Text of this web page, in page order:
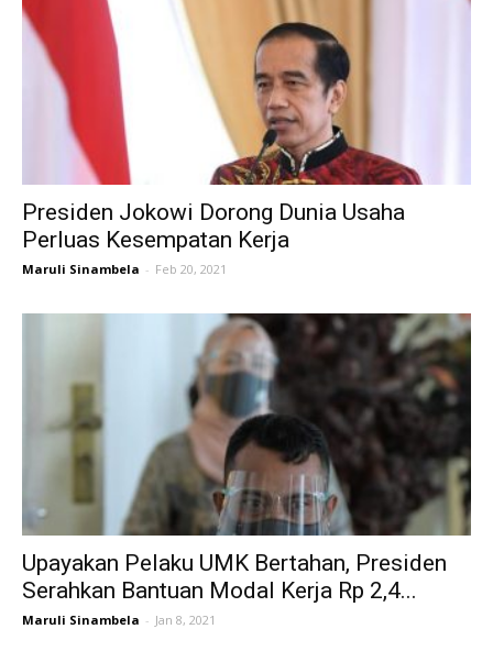
Presiden Jokowi Dorong Dunia Usaha
Perluas Kesempatan Kerja
Maruli Sinambela - Feb 20, 2021
Upayakan Pelaku UMK Bertahan, Presiden
Serahkan Bantuan Modal Kerja Rp 2,4...
Maruli Sinambela - Jan 8, 2021